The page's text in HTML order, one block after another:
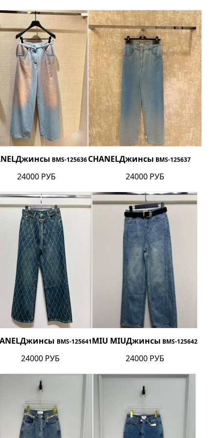
Джинсы BMS-125636
24000 РУБ
Джинсы
CHANEL BMS-125637
24000 РУБ
Джинсы BMS-125641
24000 РУБ
Джинсы
MIU MIU BMS-125642
24000 РУБ